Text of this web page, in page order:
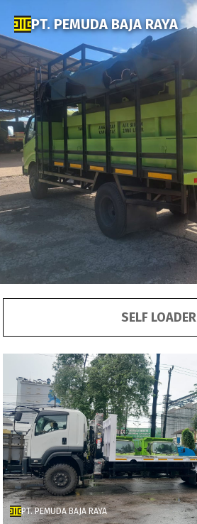
PT. PEMUDA BAJA RAYA
SELF LOADER
PT. PEMUDA BAJA RAYA